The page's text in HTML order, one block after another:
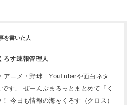
ろす速報管理人
アニメ・野球、YouTuberや面白ネタ
す。 ぜーんぶまるっとまとめて「く
今日も情報の海をくろす（クロス）